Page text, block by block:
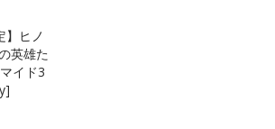
】ヒノ
英雄た
イド3